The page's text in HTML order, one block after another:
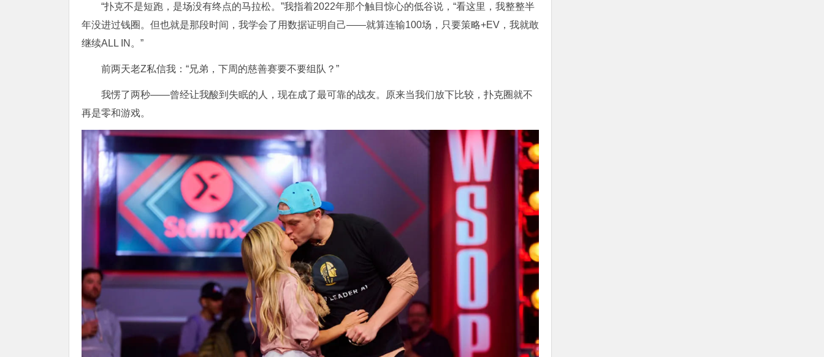
“扑克不是短跑，是场没有终点的马拉松。”我指着2022年那个触目惊心的低谷说，“看这里，我整整半
年没进过钱圈。但也就是那段时间，我学会了用数据证明自己——就算连输100场，只要策略+EV，我就敢
继续ALL IN。”
前两天老Z私信我：“兄弟，下周的慈善赛要不要组队？”
我愣了两秒——曾经让我酸到失眠的人，现在成了最可靠的战友。原来当我们放下比较，扑克圈就不
再是零和游戏。